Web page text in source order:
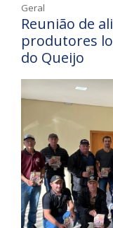
Geral
Reunião de
produtores
do Queijo